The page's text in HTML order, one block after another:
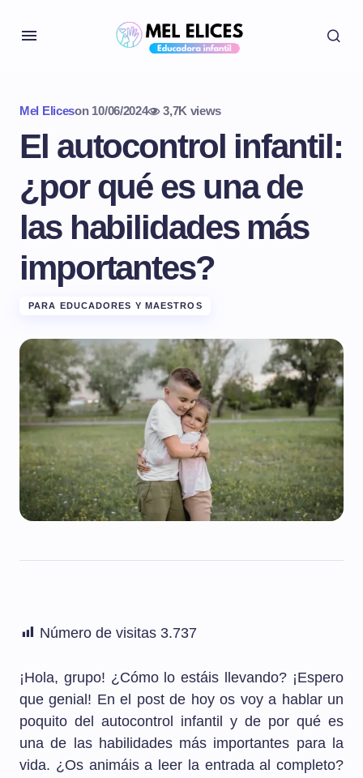
Mel Eliceson 10/06/2024 3,7K views
El autocontrol infantil:
¿por qué es una de
las habilidades más
importantes?
PARA EDUCADORES Y MAESTROS
Número de visitas 3.737
¡Hola, grupo! ¿Cómo lo estáis llevando? ¡Espero
que genial! En el post de hoy os voy a hablar un
poquito del autocontrol infantil y de por qué es
una de las habilidades más importantes para la
vida. ¿Os animáis a leer la entrada al completo?